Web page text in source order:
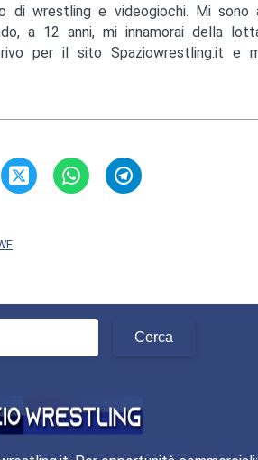
di wrestling e videogiochi. Mi sono
a 12 anni, mi innamorai della
per il sito Spaziowrestling.it e